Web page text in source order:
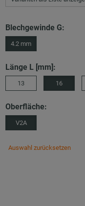
Blechgewinde G:
4.2 mm
Länge L [mm]:
13 16
Oberfläche:
V2A
Auswahl zurücksetzen